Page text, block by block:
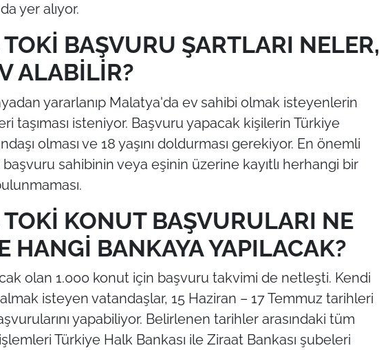
yer alıyor.
BAŞVURU ŞARTLARI NELER,
ALABİLİR?
yararlanıp Malatya'da ev sahibi olmak isteyenlerin
taşıması isteniyor. Başvuru yapacak kişilerin Türkiye
olması ve 18 yaşını doldurması gerekiyor. En önemli
sahibinin veya eşinin üzerine kayıtlı herhangi bir
KONUT BAŞVURULARI NE
HANGİ BANKAYA YAPILACAK?
olan 1.000 konut için başvuru takvimi de netleşti. Kendi
isteyen vatandaşlar, 15 Haziran – 17 Temmuz tarihleri
yapabiliyor. Belirlenen tarihler arasındaki tüm
Türkiye Halk Bankası ile Ziraat Bankası şubeleri